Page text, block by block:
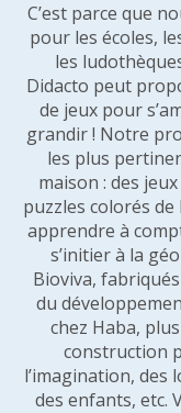
C’est parce que
pour les écoles,
les
Didacto peut
de jeux pour
grandir ! Notre
les plus
maison : des
puzzles colorés
apprendre à
s’initier à la
Bioviva,
du
chez Haba,
construction
l’imagination,
des enfants, etc.